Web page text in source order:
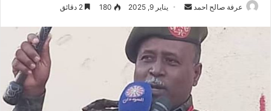
عرفة صالح احمد
س
د
يناير 9, 2025 180